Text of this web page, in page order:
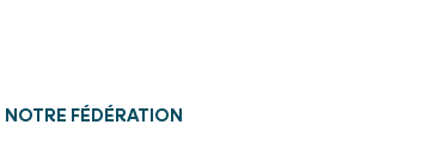
NOTRE FÉDÉRATION